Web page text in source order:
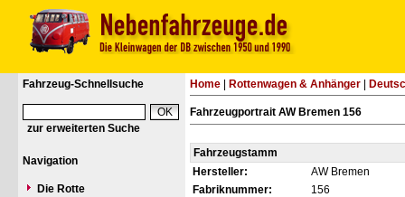
Fahrzeug-Schnellsuche
zur erweiterten Suche
Navigation
Die Rotte
Home Rottenwagen & Anhänger
Fahrzeugportrait AW Bremen 156
Fahrzeugstamm
Hersteller:
AW Bremen
Fabriknummer:
156